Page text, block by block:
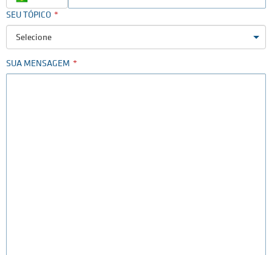
SEU TÓPICO
Selecione
SUA MENSAGEM